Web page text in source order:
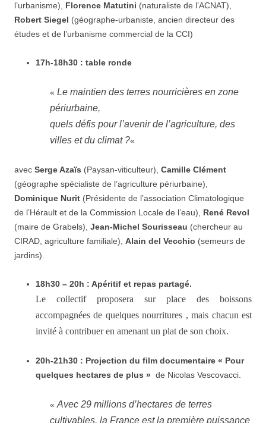
l’urbanisme), Florence Matutini (naturaliste de l’ACNAT),
Robert Siegel (géographe-urbaniste, ancien directeur des
études et de l’urbanisme commercial de la CCI)
17h-18h30 : table ronde
« Le maintien des terres nourricières en zone
périurbaine,
quels défis pour l’avenir de l’agriculture, des
villes et du climat ?«
avec Serge Azaïs (Paysan-viticulteur), Camille Clément
(géographe spécialiste de l’agriculture périurbaine),
Dominique Nurit (Présidente de l’association Climatologique
de l’Hérault et de la Commission Locale de l’eau),
René Revol
(maire de Grabels), Jean-Michel Sourisseau (chercheur au
CIRAD, agriculture familiale), Alain del Vecchio (semeurs de
jardins).
18h30 – 20h : Apéritif et repas partagé.
Le collectif proposera sur place des boissons
accompagnées de quelques nourritures , mais chacun est
invité à contribuer en amenant un plat de son choix.
20h-21h30 : Projection du film documentaire « Pour
quelques hectares de plus » de Nicolas Vescovacci.
« Avec 29 millions d’hectares de terres
cultivables, la France est la première puissance